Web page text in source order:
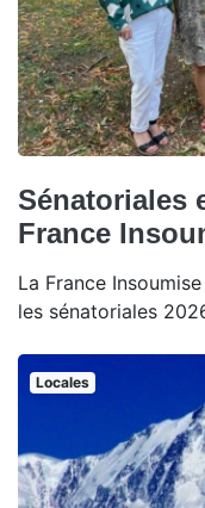
Sénatoriales
France
La France
les sénatoriales
Locales